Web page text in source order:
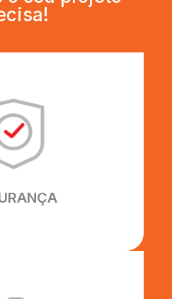
as normas